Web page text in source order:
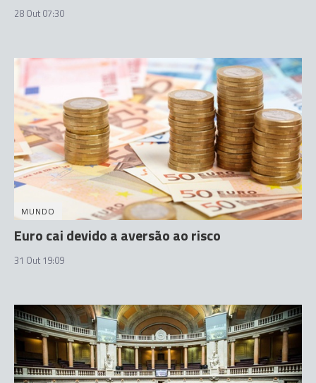
28 Out 07:30
MUNDO
Euro cai devido a aversão ao risco
31 Out 19:09